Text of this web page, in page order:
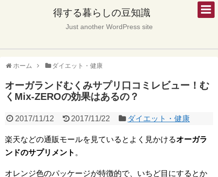
得する暮らしの豆知識
Just another WordPress site
ホーム ダイエット・健康
オーガランドむくみサプリ口コミレビュー！む
くMix-ZEROの効果はあるの？
2017/11/12 2017/11/22 ダイエット・健康
楽天などの通販モールを見ているとよく見かけるオーガラ
ンドのサプリメント 。
オレンジ色のパッケージが特徴的で、いちど目にするとか